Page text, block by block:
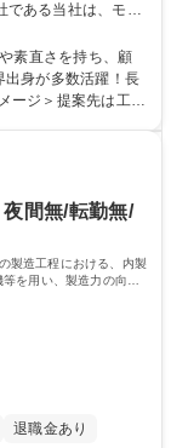
である当社は、モノ
い提案力と自由な
を幅広い選択肢から
製品でもある「流
技術部門と共同で
賞与8ヶ月｜
素直さを持ち、顧
出身が多数活躍！長
ノウハウ共有を進
点での成功事例や
す。日々改善を図
間無/転勤無/
製造工程における、内製
を用い、製造力の向上
退職金あり